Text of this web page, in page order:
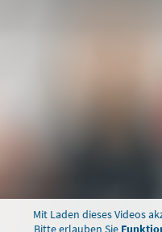
Mit Laden dieses Videos
Bitte erlauben Sie